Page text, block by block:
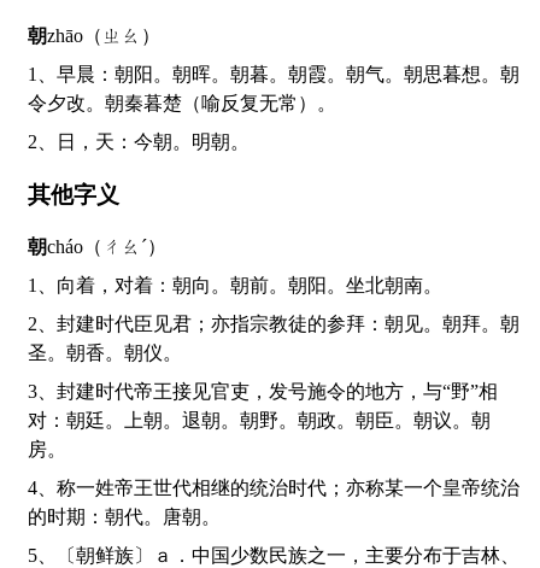
朝zhāo（ㄓㄠ）
1、早晨：朝阳。朝晖。朝暮。朝霞。朝气。朝思暮想。朝
令夕改。朝秦暮楚（喻反复无常）。
2、日，天：今朝。明朝。
其他字义
朝cháo（ㄔㄠˊ）
1、向着，对着：朝向。朝前。朝阳。坐北朝南。
2、封建时代臣见君；亦指宗教徒的参拜：朝见。朝拜。朝
圣。朝香。朝仪。
3、封建时代帝王接见官吏，发号施令的地方，与“野”相
对：朝廷。上朝。退朝。朝野。朝政。朝臣。朝议。朝
房。
4、称一姓帝王世代相继的统治时代；亦称某一个皇帝统治
的时期：朝代。唐朝。
5、〔朝鲜族〕ａ．中国少数民族之一，主要分布于吉林、